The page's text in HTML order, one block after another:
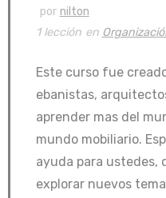
por nilton
1 lección en
Este curso fue
ebanistas,
aprender mas del
mundo mobiliario.
ayuda para ustedes,
explorar nuevos